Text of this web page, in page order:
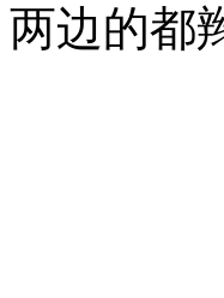
两边的都